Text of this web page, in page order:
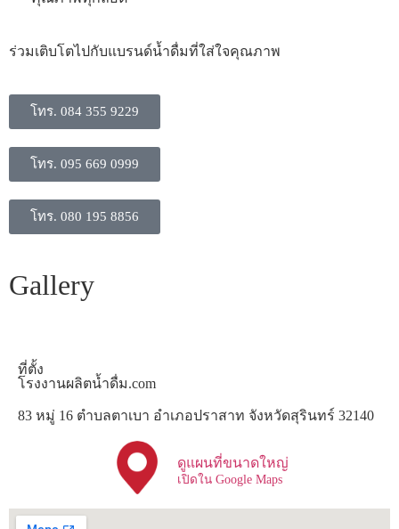
​ร่วมเติบโตไปกับแบรนด์น้ำดื่มที่ใส่ใจคุณภาพ
โทร. 084 355 9229
โทร. 095 669 0999
โทร. 080 195 8856
Gallery
ที่ตั้ง
โรงงานผลิตน้ำดื่ม.com
83 หมู่ 16 ตำบลตาเบา อำเภอปราสาท จังหวัดสุรินทร์ 32140
ดูแผนที่ขนาดใหญ่
เปิดใน Google Maps